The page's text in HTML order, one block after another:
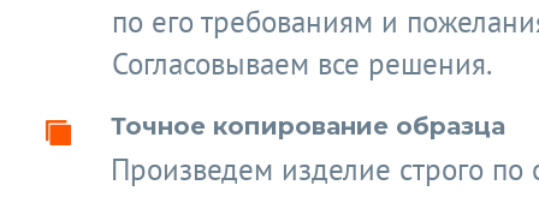
по его требованиям и
Согласовываем все решения.
Точное копирование образца
Произведем изделие строго по